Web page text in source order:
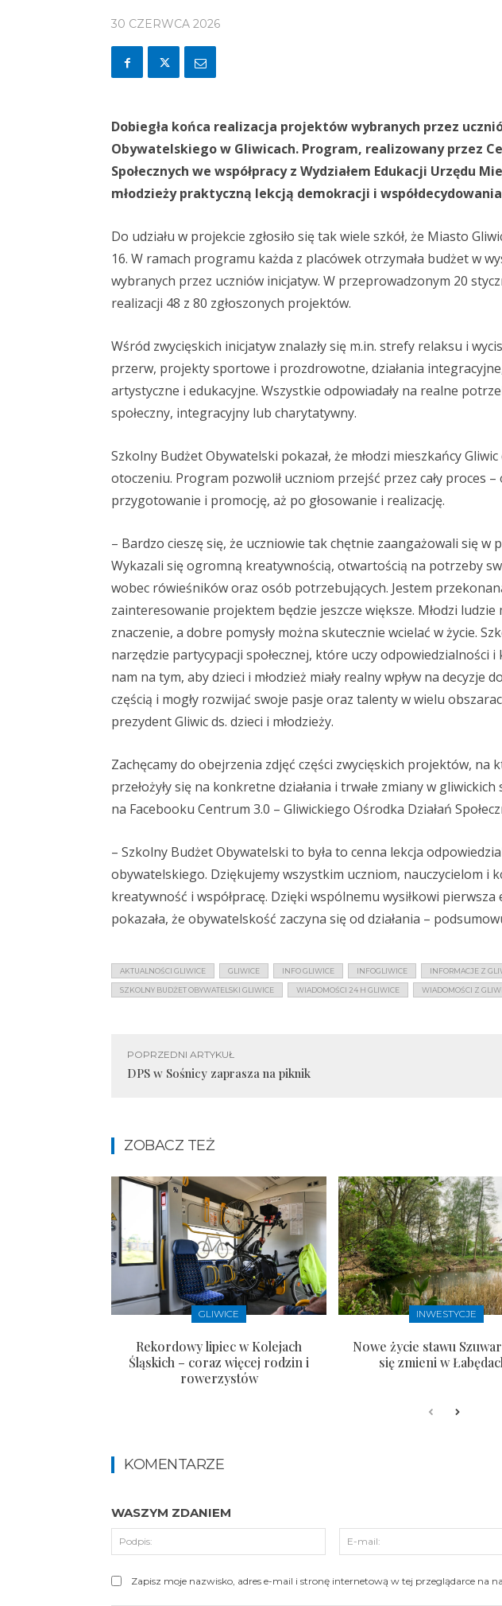
30 CZERWCA 2026
Dobiegła końca realizacja projektów wybranych przez
Obywatelskiego w Gliwicach. Program, realizowany przez
Społecznych we współpracy z Wydziałem Edukacji Urzędu
młodzieży praktyczną lekcją demokracji i
Do udziału w projekcie zgłosiło się tak wiele szkół, że Miasto
16. W ramach programu każda z placówek otrzymała budżet w
wybranych przez uczniów inicjatyw. W przeprowadzonym 20
realizacji 48 z 80 zgłoszonych projektów.
Wśród zwycięskich inicjatyw znalazły się m.in. strefy relaksu i
przerw, projekty sportowe i prozdrowotne, działania
artystyczne i edukacyjne. Wszystkie odpowiadały na realne
społeczny, integracyjny lub charytatywny.
Szkolny Budżet Obywatelski pokazał, że młodzi mieszkańcy
otoczeniu. Program pozwolił uczniom przejść przez cały proces
przygotowanie i promocję, aż po głosowanie i realizację.
– Bardzo cieszę się, że uczniowie tak chętnie zaangażowali się
Wykazali się ogromną kreatywnością, otwartością na potrzeby
wobec rówieśników oraz osób potrzebujących. Jestem
zainteresowanie projektem będzie jeszcze większe. Młodzi
znaczenie, a dobre pomysły można skutecznie wcielać w życie.
narzędzie partycypacji społecznej, które uczy odpowiedzialności
nam na tym, aby dzieci i młodzież miały realny wpływ na decyzje
częścią i mogły rozwijać swoje pasje oraz talenty w wielu
prezydent Gliwic ds. dzieci i młodzieży.
Zachęcamy do obejrzenia zdjęć części zwycięskich projektów, na
przełożyły się na konkretne działania i trwałe zmiany w
na Facebooku Centrum 3.0 – Gliwickiego Ośrodka Działań
– Szkolny Budżet Obywatelski to była to cenna lekcja
obywatelskiego. Dziękujemy wszystkim uczniom, nauczycielom i
kreatywność i współpracę. Dzięki wspólnemu wysiłkowi
pokazała, że obywatelskość zaczyna się od działania –
AKTUALNOŚCI GLIWICE GLIWICE INFO GLIWICE INFOGLIWICE INFORMACJE Z
SZKOLNY BUDŻET OBYWATELSKI GLIWICE WIADOMOŚCI 24 H GLIWICE WIADOMOŚCI Z
POPRZEDNI ARTYKUŁ
DPS w Sośnicy zaprasza na piknik
ZOBACZ TEŻ
GLIWICE
Rekordowy lipiec w Kolejach
Śląskich – coraz więcej rodzin i
rowerzystów
INWESTYCJE
Nowe życie stawu
się zmieni w
KOMENTARZE
WASZYM ZDANIEM
Podpis:
Zapisz moje nazwisko, adres e-mail i stronę internetową w tej przeglądarce na